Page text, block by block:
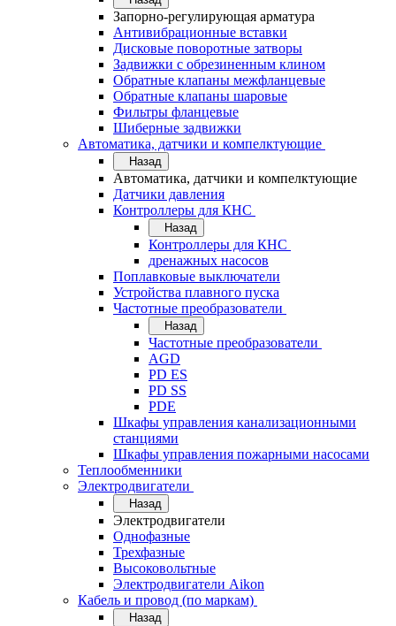
Запорно-регулирующая арматура
Антивибрационные вставки
Дисковые поворотные затворы
Задвижки с обрезиненным клином
Обратные клапаны межфланцевые
Обратные клапаны шаровые
Фильтры фланцевые
Шиберные задвижки
Автоматика, датчики и компелктующие
Назад
Автоматика, датчики и компелктующие
Датчики давления
Контроллеры для КНС
Назад
Контроллеры для КНС
дренажных насосов
Поплавковые выключатели
Устройства плавного пуска
Частотные преобразователи
Назад
Частотные преобразователи
AGD
PD ES
PD SS
PDE
Шкафы управления канализационными
станциями
Шкафы управления пожарными насосами
Теплообменники
Электродвигатели
Назад
Электродвигатели
Однофазные
Трехфазные
Высоковольтные
Электродвигатели Aikon
Кабель и провод (по маркам)
Назад